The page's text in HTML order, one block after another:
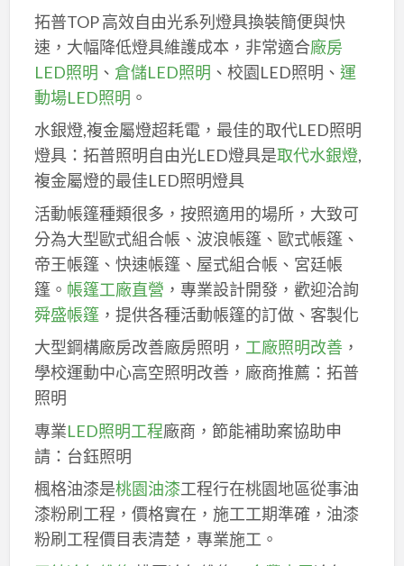
拓普TOP 高效自由光系列燈具換裝簡便與快
速，大幅降低燈具維護成本，非常適合廠房
LED照明 、 倉儲LED照明 、校園LED照明、 運
動場LED照明 。
水銀燈,複金屬燈超耗電，最佳的取代LED照明
燈具：拓普照明自由光LED燈具是取代水銀燈,
複金屬燈的最佳LED照明燈具
活動帳篷種類很多，按照適用的場所，大致可
分為大型歐式組合帳、波浪帳篷、歐式帳篷、
帝王帳篷、快速帳篷、屋式組合帳、宮廷帳
篷。 帳篷工廠直營 ，專業設計開發，歡迎洽詢
舜盛帳篷，提供各種活動帳篷的訂做、客製化
大型鋼構廠房改善廠房照明， 工廠照明改善，
學校運動中心高空照明改善，廠商推薦：拓普
照明
專業LED照明工程廠商，節能補助案協助申
請：台鈺照明
楓格油漆是桃園油漆工程行在桃園地區從事油
漆粉刷工程，價格實在，施工工期準確，油漆
粉刷工程價目表清楚，專業施工。